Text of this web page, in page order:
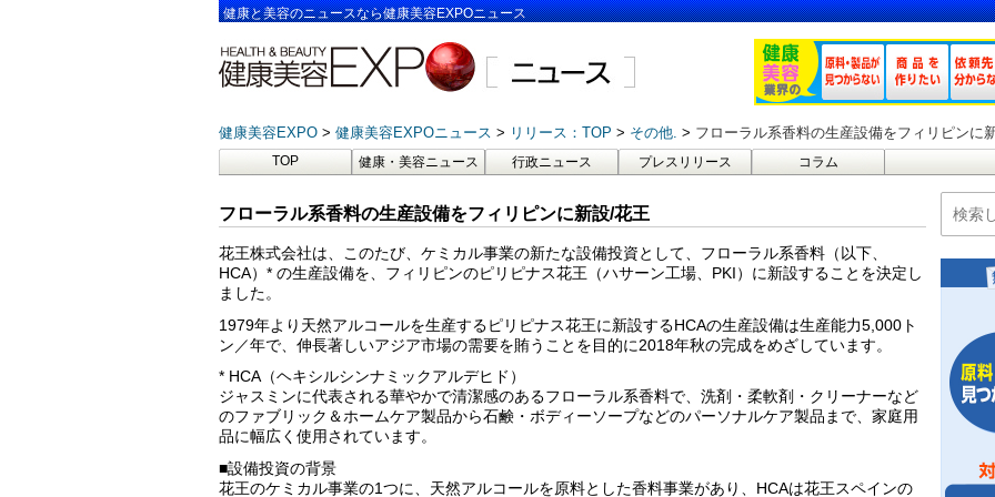
健康と美容のニュースなら健康美容EXPOニュース
健康美容EXPO 健康美容EXPOニュース リリース：TOP その他. フローラル系香料の生産設備をフィリピンに
TOP 健康・美容ニュース 行政ニュース プレスリリース コラム
フローラル系香料の生産設備をフィリピンに新設/花王
花王株式会社は、このたび、ケミカル事業の新たな設備投資として、フローラル系香料（以下、
HCA）* の生産設備を、フィリピンのピリピナス花王（ハサーン工場、PKI）に新設することを決定し
ました。
1979年より天然アルコールを生産するピリピナス花王に新設するHCAの生産設備は生産能力5,000ト
ン／年で、伸長著しいアジア市場の需要を賄うことを目的に2018年秋の完成をめざしています。
* HCA（ヘキシルシンナミックアルデヒド）
ジャスミンに代表される華やかで清潔感のあるフローラル系香料で、洗剤・柔軟剤・クリーナーなど
のファブリック＆ホームケア製品から石鹸・ボディーソープなどのパーソナルケア製品まで、家庭用
品に幅広く使用されています。
■設備投資の背景
花王のケミカル事業の1つに、天然アルコールを原料とした香料事業があり、HCAは花王スペインの